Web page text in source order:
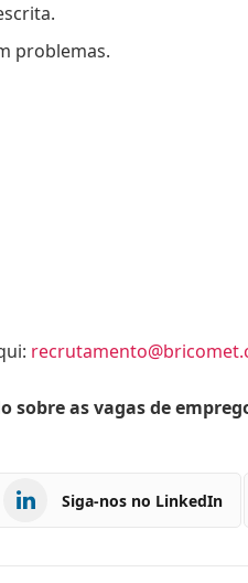
problemas.
sobre as vagas de
Siga-nos no LinkedIn